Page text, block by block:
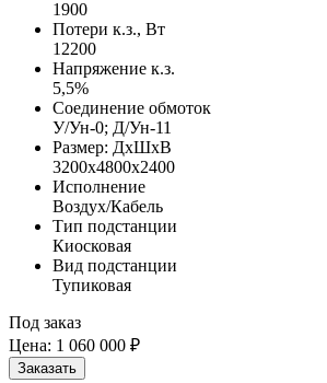
1900
Потери к.з., Вт
12200
Напряжение к.з.
5,5%
Соединение обмоток
У/Ун-0; Д/Ун-11
Размер: ДхШхВ
3200х4800х2400
Исполнение
Воздух/Кабель
Тип подстанции
Киосковая
Вид подстанции
Тупиковая
Под заказ
Цена: 1 060 000 ₽